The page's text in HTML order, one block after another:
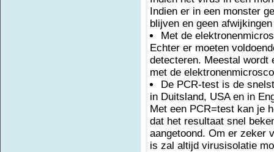
Indien er in een monster
blijven en geen
Met de
Echter er moeten
detecteren. Meestal wordt
met de
De PCR-test is de
in Duitsland, USA en in
Met een PCR=test kan je
dat het resultaat snel
aangetoond. Om er zeker
is zal altijd virusisolatie